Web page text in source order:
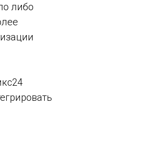
либо